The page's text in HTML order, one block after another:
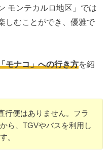
モンテカルロ地区」では
しむことができ、優雅で
モナコ」への行き方を紹
行便はありません。フラ
から、TGVやバスを利用し
。